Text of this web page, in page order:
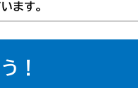
ます。
！